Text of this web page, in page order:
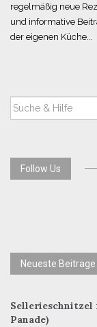
regelmäßig neue
und informative
der eigenen Küche...
SUCHEN
NACH:
Follow Us
Neueste Beiträge
Sellerieschnitzel
Panade)